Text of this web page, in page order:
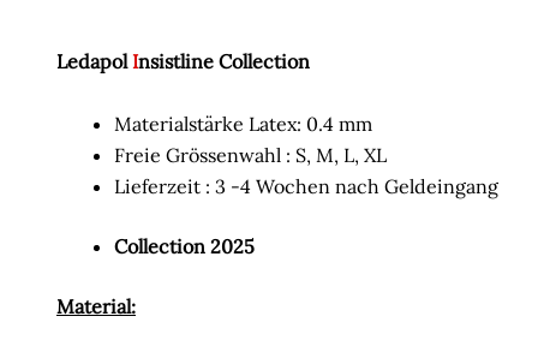
LedapolInsistline Collection
Materialstärke Latex: 0.4 mm
Freie Grössenwahl : S, M, L, XL
Lieferzeit : 3 -4 Wochen nach Geldeingang
Collection 2025
Material: